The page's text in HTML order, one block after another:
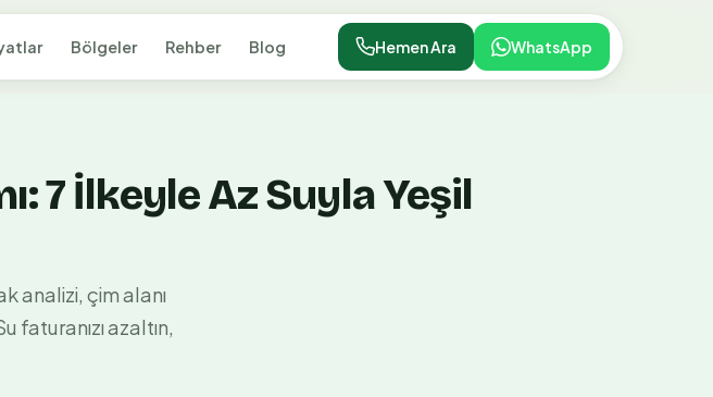
Bölgeler Rehber Blog Hemen Ara WhatsApp
7 İlkeyle Az Suyla Yeşil
analizi, çim alanı
azaltın,